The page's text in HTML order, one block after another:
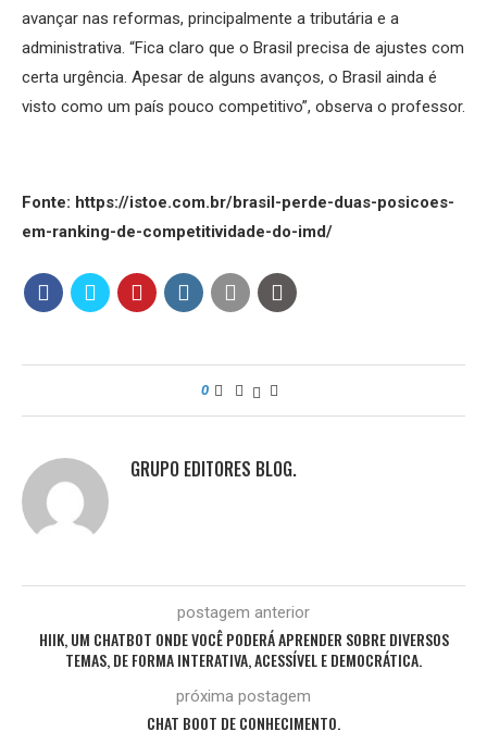
avançar nas reformas, principalmente a tributária e a
administrativa. “Fica claro que o Brasil precisa de ajustes com
certa urgência. Apesar de alguns avanços, o Brasil ainda é
visto como um país pouco competitivo”, observa o professor.
Fonte: https://istoe.com.br/brasil-perde-duas-posicoes-
em-ranking-de-competitividade-do-imd/
0
GRUPO EDITORES BLOG.
postagem anterior
HIIK, UM CHATBOT ONDE VOCÊ PODERÁ APRENDER SOBRE DIVERSOS
TEMAS, DE FORMA INTERATIVA, ACESSÍVEL E DEMOCRÁTICA.
próxima postagem
CHAT BOOT DE CONHECIMENTO.